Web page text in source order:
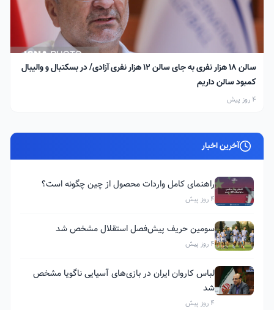
سالن ۱۸ هزار نفری به جای سالن ۱۲ هزار نفری آزادی/ در بسکتبال و والیبال
کمبود سالن داریم
4 روز پیش
آخرین اخبار
راهنمای کامل واردات محصول از چین چگونه است؟
4 روز پیش
سومین حریف پیش‌فصل استقلال مشخص شد
4 روز پیش
لباس کاروان ایران در بازی‌های آسیایی ناگویا مشخص
شد
4 روز پیش